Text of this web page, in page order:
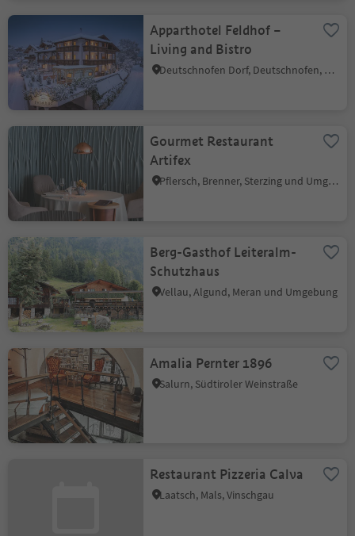
Apparthotel Feldhof –
Living and Bistro
Deutschnofen Dorf, Deutschnofen, Dolomitenregion Eggental
Gourmet Restaurant
Artifex
Pflersch, Brenner, Sterzing und Umgebung
Berg-Gasthof Leiteralm-
Schutzhaus
Vellau, Algund, Meran und Umgebung
Amalia Pernter 1896
Salurn, Südtiroler Weinstraße
Restaurant Pizzeria Calva
Laatsch, Mals, Vinschgau